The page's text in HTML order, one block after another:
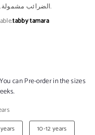
الضرائب مشمولة.يتم احتسابه عند الدفع.
tabby|tamara
can Pre-order in the sizes
10-12 years